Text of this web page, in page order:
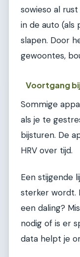
sowieso al
in de auto (als
slapen. Door
gewoontes,
Voortgang
Sommige
als je te
bijsturen. De
HRV over tijd.
Een stijgende
sterker wordt.
een daling?
nodig of is er
data helpt je